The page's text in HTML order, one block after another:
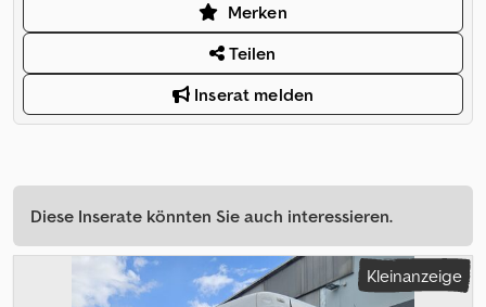
Merken
Teilen
Inserat melden
Diese Inserate könnten Sie auch interessieren.
Kleinanzeige